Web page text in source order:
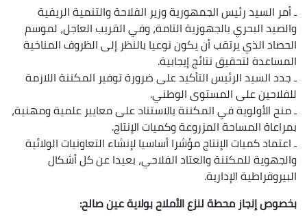
ـ أمر السيد رئيس الجمهورية وزير الفلاحة والتنمية الريفية
والصيد البحري بالجهوزية التامة، وفي القريب العاجل، لموسم
الحصاد الذي يرتقب أن يكون نوعيا بالنظر إلى الظروف المناخية
المساعدة لتحقيق نتائج إيجابية.
ـ جدد السيد الرئيس التأكيد على ضرورة توفير المكننة اللازمة
للفلاحين على المستوى الوطني.
ـ منح الأولوية في المكننة بالاستناد على معايير علمية ومهنية،
بمراعاة المساحة المزروعة وكميات الإنتاج.
ـ اعتماد كميات الإنتاج مؤشرا أساسيا لإنشاء التعاونيات الولائية
والجهوية للمكننة والعتاد الفلاحي، بعيدا عن كل أشكال
البيروقراطية الإدارية.
بخصوص إنجاز محطة لنزع الأملاح بولاية عين صالح: